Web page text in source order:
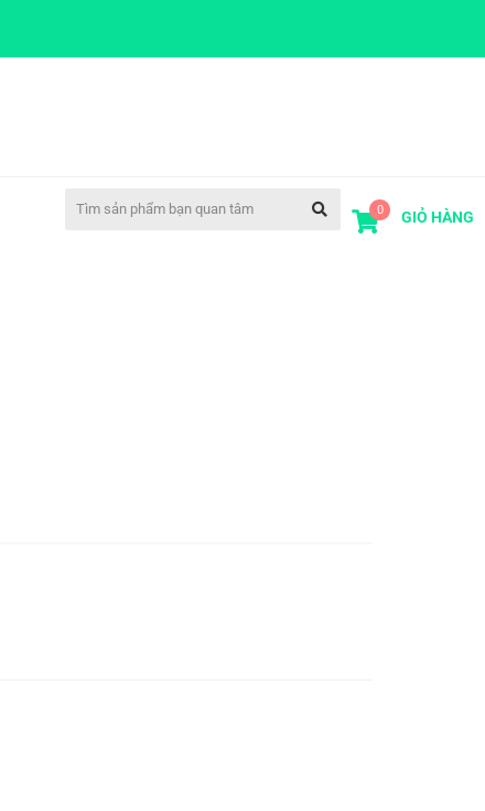
0 GIỎ HÀNG